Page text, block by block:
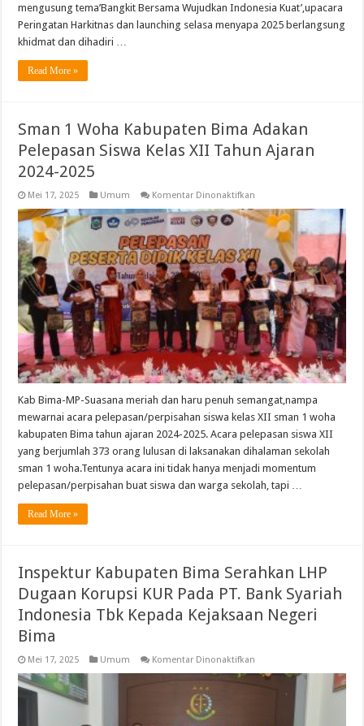
mengusung tema’Bangkit Bersama Wujudkan Indonesia Kuat’,upacara
Peringatan Harkitnas dan launching selasa menyapa 2025 berlangsung
khidmat dan dihadiri …
Read More »
Sman 1 Woha Kabupaten Bima Adakan
Pelepasan Siswa Kelas XII Tahun Ajaran
2024-2025
Mei 17, 2025 Umum Komentar Dinonaktifkan
1
Woha
Kabupaten
Bima
Adakan
Pelepasan
Siswa
Kelas
XII
Tahun
Ajaran
2024-
2025
Kab Bima-MP-Suasana meriah dan haru penuh semangat,nampa
mewarnai acara pelepasan/perpisahan siswa kelas XII sman 1 woha
kabupaten Bima tahun ajaran 2024-2025. Acara pelepasan siswa XII
yang berjumlah 373 orang lulusan di laksanakan dihalaman sekolah
sman 1 woha.Tentunya acara ini tidak hanya menjadi momentum
pelepasan/perpisahan buat siswa dan warga sekolah, tapi …
Read More »
Inspektur Kabupaten Bima Serahkan LHP
Dugaan Korupsi KUR Pada PT. Bank Syariah
Indonesia Tbk Kepada Kejaksaan Negeri
Bima
Mei 17, 2025 Umum Komentar Dinonaktifkan
Kabupaten